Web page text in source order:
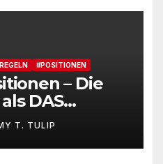
#POSITIONEN
– Die
DAS
des
es wird
T. TULIP